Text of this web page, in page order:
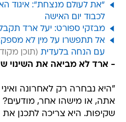
"את לעולם מנצחת": איגוד
לכבוד יום האישה
מבזקי ספורט: יעל ארד
אל תתפשרו על מין לא
עם הנחה בלעדית
- ארד לא מביאה את השינוי
"היא נבחרה רק לאחרונה
אתה, או מישהו אחר,
שקיפות. היא צריכה לתכנן את